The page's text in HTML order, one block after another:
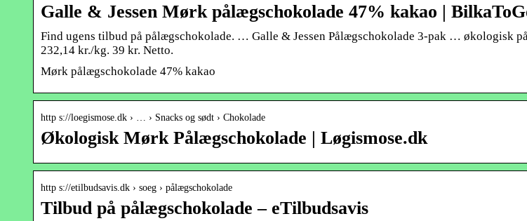
Galle & Jessen Mørk pålægschokolade 47% kakao |
Find ugens tilbud på pålægschokolade. … Galle & Jessen Pålægschokolade 3-pak … økologisk
232,14 kr./kg. 39 kr. Netto.
Mørk pålægschokolade 47% kakao
http s://loegismose.dk › … › Snacks og sødt › Chokolade
Økologisk Mørk Pålægschokolade | Løgismose.dk
http s://etilbudsavis.dk › soeg › pålægschokolade
Tilbud på pålægschokolade – eTilbudsavis